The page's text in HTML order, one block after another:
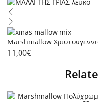
Marshmallow
11,00€